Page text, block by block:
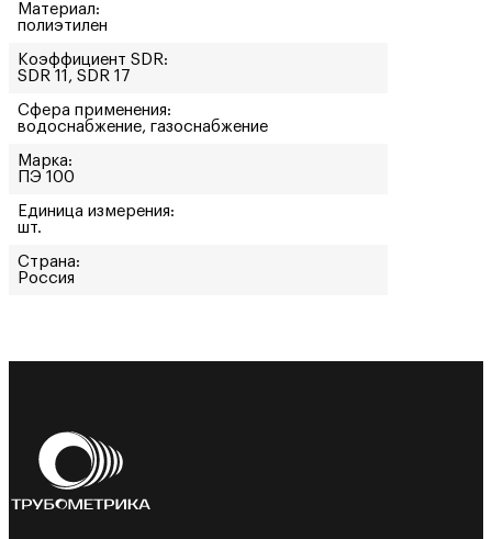
Материал:
полиэтилен
Коэффициент SDR:
SDR 11, SDR 17
Сфера применения:
водоснабжение, газоснабжение
Марка:
ПЭ 100
Единица измерения:
шт.
Страна:
Россия